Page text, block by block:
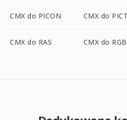
CMX do PICON CMX do PICT
CMX do RAS CMX do